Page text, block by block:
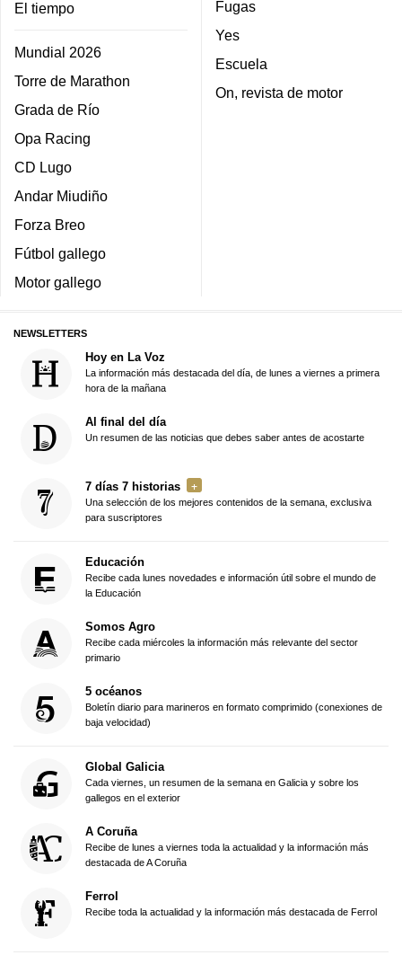
El tiempo
Mundial 2026
Torre de Marathon
Grada de Río
Opa Racing
CD Lugo
Andar Miudiño
Forza Breo
Fútbol gallego
Motor gallego
Fugas
Yes
Escuela
On, revista de motor
NEWSLETTERS
Hoy en La Voz
La información más destacada del día, de lunes a viernes a primera
hora de la mañana
Al final del día
Un resumen de las noticias que debes saber antes de acostarte
7 días 7 historias
Una selección de los mejores contenidos de la semana, exclusiva
para suscriptores
Educación
Recibe cada lunes novedades e información útil sobre el mundo de
la Educación
Somos Agro
Recibe cada miércoles la información más relevante del sector
primario
5 océanos
Boletín diario para marineros en formato comprimido (conexiones de
baja velocidad)
Global Galicia
Cada viernes, un resumen de la semana en Galicia y sobre los
gallegos en el exterior
A Coruña
Recibe de lunes a viernes toda la actualidad y la información más
destacada de A Coruña
Ferrol
Recibe toda la actualidad y la información más destacada de Ferrol